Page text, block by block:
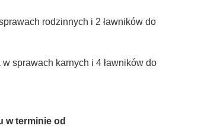
rodzinnych i 2 ławników do
sprawach karnych i 4 ławników do
w terminie od